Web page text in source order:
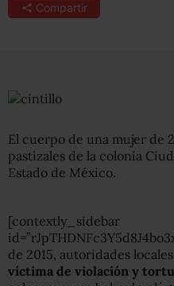
Compartir
El cuerpo de una mujer de
pastizales de la colonia
Estado de México.
[contextly_sidebar
de 2015, autoridades
víctima de violación y